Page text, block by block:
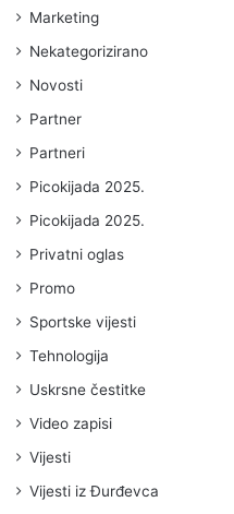
Marketing
Nekategorizirano
Novosti
Partner
Partneri
Picokijada 2025.
Picokijada 2025.
Privatni oglas
Promo
Sportske vijesti
Tehnologija
Uskrsne čestitke
Video zapisi
Vijesti
Vijesti iz Đurđevca